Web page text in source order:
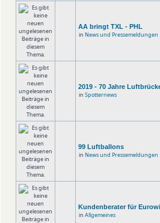
AA bringt TXL - PHL
in News und Pressemeldungen
2019 - 70 Jahre
in Spotternews
99 Luftballons
in News und Pressemeldungen
Kundenberater für
in Allgemeines